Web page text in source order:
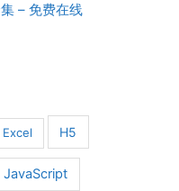
– 免费在线
Excel H5
JavaScript